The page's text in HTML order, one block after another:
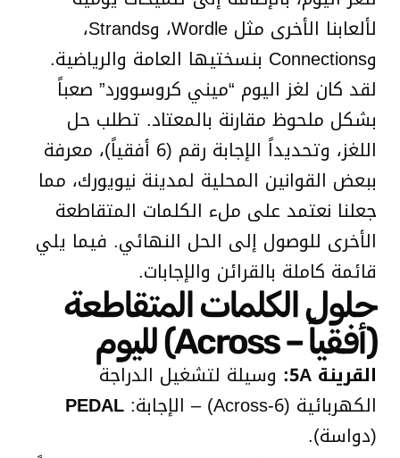
لألعابنا الأخرى مثل Wordle، وStrands،
وConnections بنسختيها العامة والرياضية.
لقد كان لغز اليوم “ميني كروسوورد” صعباً
بشكل ملحوظ مقارنة بالمعتاد. تطلب حل
اللغز، وتحديداً الإجابة رقم (6 أفقياً)، معرفة
ببعض القوانين المحلية لمدينة نيويورك، مما
جعلنا نعتمد على ملء الكلمات المتقاطعة
الأخرى للوصول إلى الحل النهائي. فيما يلي
قائمة كاملة بالقرائن والإجابات.
حلول الكلمات المتقاطعة
(أفقياً – Across) لليوم
القرينة 5A:
وسيلة لتشغيل الدراجة
الكهربائية (6-Across) – الإجابة:
PEDAL
(دواسة).